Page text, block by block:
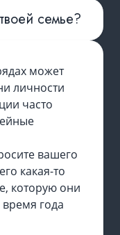
семье?
может
личности
часто
вашего
какая-то
которую они
года